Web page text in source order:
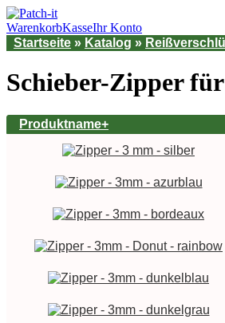
WarenkorbKasseIhr Konto
Startseite » Katalog »
Schieber-Zipper
Produktname+